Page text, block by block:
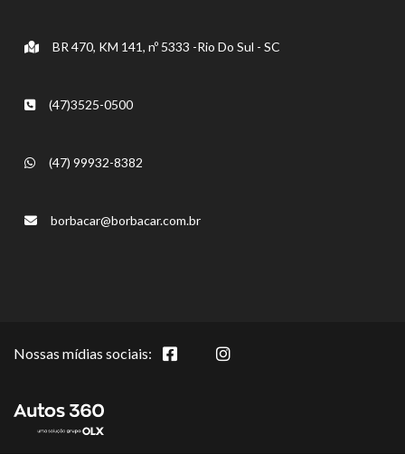
BR 470, KM 141, nº 5333 -Rio Do Sul - SC
(47)3525-0500
(47) 99932-8382
borbacar@borbacar.com.br
Nossas mídias sociais: